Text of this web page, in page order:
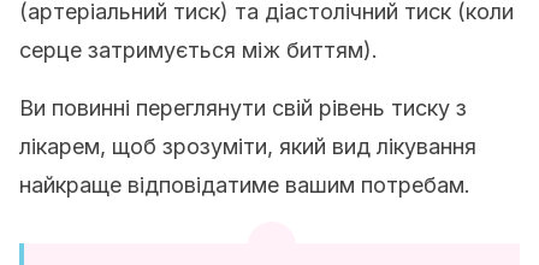
(артеріальний тиск) та діастолічний тиск (коли
серце затримується між биттям).
Ви повинні переглянути свій рівень тиску з
лікарем, щоб зрозуміти, який вид лікування
найкраще відповідатиме вашим потребам.